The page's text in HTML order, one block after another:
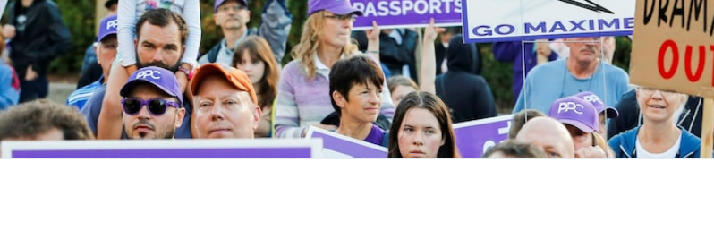
Participez Donate